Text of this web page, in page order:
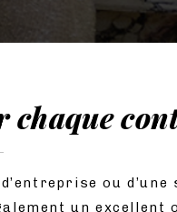
ou d’une
un